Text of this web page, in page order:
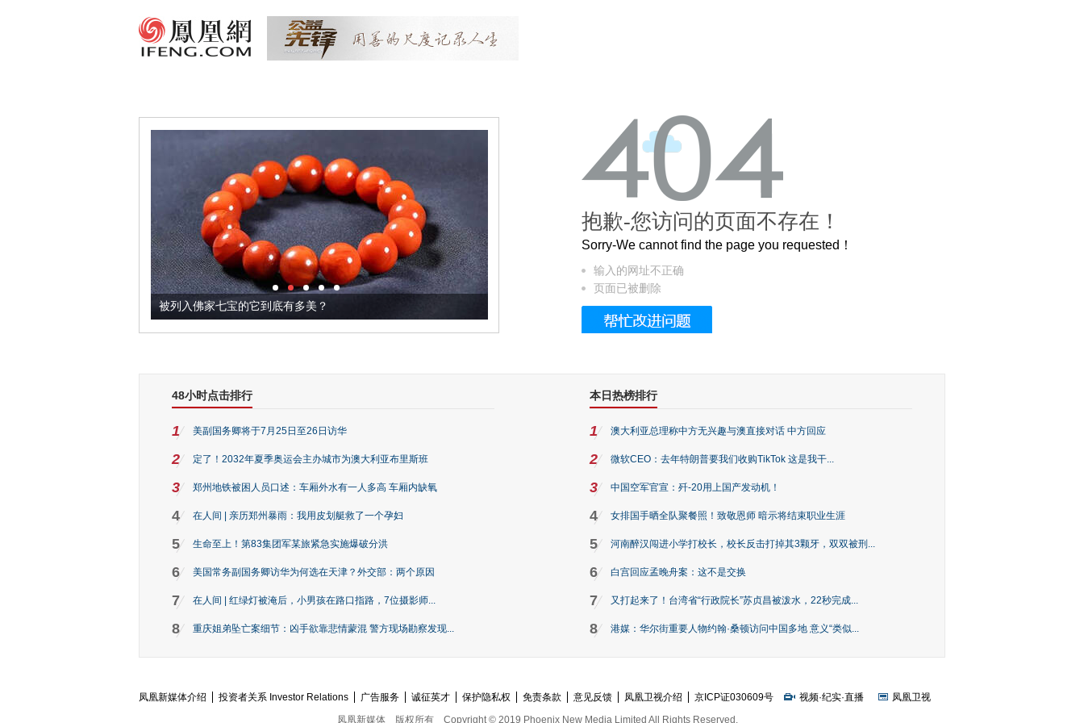
被列入佛家七宝的它到底有多美？ 这个3.2米的长卷，还原了600岁的紫禁城
抱歉-您访问的页面不存在！
Sorry-We cannot find the page you requested！
输入的网址不正确
页面已被删除
48小时点击排行
1 美副国务卿将于7月25日至26日访华
2 定了！2032年夏季奥运会主办城市为澳大利亚布里斯班
3 郑州地铁被困人员口述：车厢外水有一人多高 车厢内缺氧
4 在人间 | 亲历郑州暴雨：我用皮划艇救了一个孕妇
5 生命至上！第83集团军某旅紧急实施爆破分洪
6 美国常务副国务卿访华为何选在天津？外交部：两个原因
7 在人间 | 红绿灯被淹后，小男孩在路口指路，7位摄影师...
8 重庆姐弟坠亡案细节：凶手欲靠悲情蒙混 警方现场勘察发现...
本日热榜排行
1 澳大利亚总理称中方无兴趣与澳直接对话 中方回应
2 微软CEO：去年特朗普要我们收购TikTok 这是我干...
3 中国空军官宣：歼-20用上国产发动机！
4 女排国手晒全队聚餐照！致敬恩师 暗示将结束职业生涯
5 河南醉汉闯进小学打校长，校长反击打掉其3颗牙，双双被刑...
6 白宫回应孟晚舟案：这不是交换
7 又打起来了！台湾省“行政院长”苏贞昌被泼水，22秒完成...
8 港媒：华尔街重要人物约翰·桑顿访问中国多地 意义“类似...
凤凰新媒体介绍 投资者关系 Investor Relations 广告服务 诚征英才 保护隐私权 免责条款 意见反馈 凤凰卫视介绍 京ICP证030609号 视频·纪实·直播
凤凰卫视
凤凰新媒体
版权所有 Copyright © 2019 Phoenix New Media Limited All Rights Reserved.